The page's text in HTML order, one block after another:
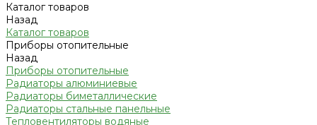
Каталог товаров
Назад
Каталог товаров
Приборы отопительные
Назад
Приборы отопительные
Радиаторы алюминиевые
Радиаторы биметаллические
Радиаторы стальные панельные
Тепловентиляторы водяные